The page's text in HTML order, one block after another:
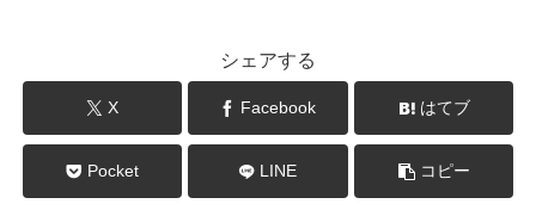
シェアする
X Facebook はてブ
Pocket LINE コピー